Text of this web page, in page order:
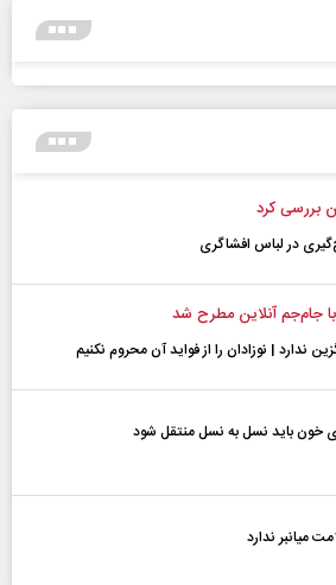
بررسی کرد
در لباس افشاگری
جام‌جم آنلاین مطرح شد
ندارد | نوزادان را از فواید آن محروم نکنیم
خون باید نسل به نسل منتقل شود
میانبر ندارد